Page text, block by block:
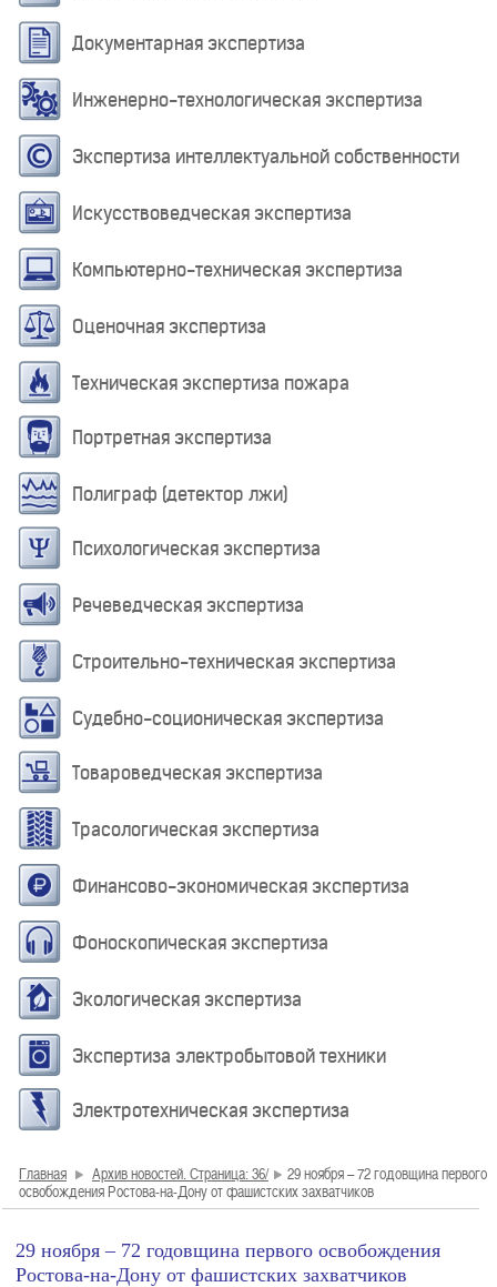
Документарная экспертиза
Инженерно-технологическая экспертиза
Экспертиза интеллектуальной собственности
Искусствоведческая экспертиза
Компьютерно-техническая экспертиза
Оценочная экспертиза
Техническая экспертиза пожара
Портретная экспертиза
Полиграф (детектор лжи)
Психологическая экспертиза
Речеведческая экспертиза
Строительно-техническая экспертиза
Судебно-соционическая экспертиза
Товароведческая экспертиза
Трасологическая экспертиза
Финансово-экономическая экспертиза
Фоноскопическая экспертиза
Экологическая экспертиза
Экспертиза электробытовой техники
Электротехническая экспертиза
Главная Архив новостей. Страница: 36/
29 ноября – 72 годовщина первого
освобождения Ростова-на-Дону от фашистских захватчиков
29 ноября – 72 годовщина первого освобождения
Ростова-на-Дону от фашистских захватчиков